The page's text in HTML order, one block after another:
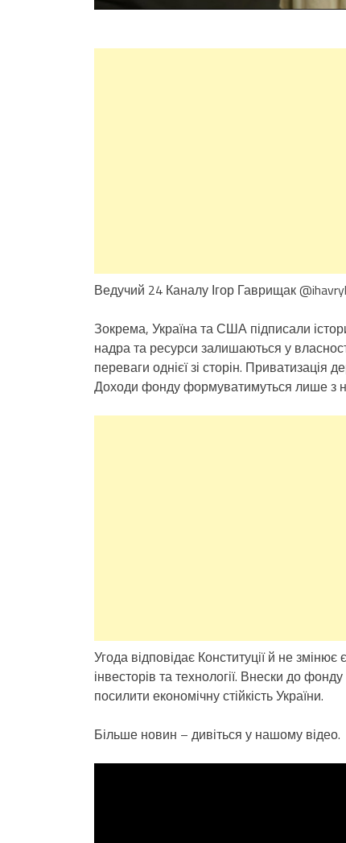
Ведучий 24 Каналу Ігор Гаврищак
Зокрема, Україна та США підписали
надра та ресурси залишаються у
переваги однієї зі сторін.
Доходи фонду формуватимуться лише з
Угода відповідає Конституції й не
інвесторів та технології. Внески до
посилити економічну стійкість України.
Більше новин – дивіться у нашому відео.